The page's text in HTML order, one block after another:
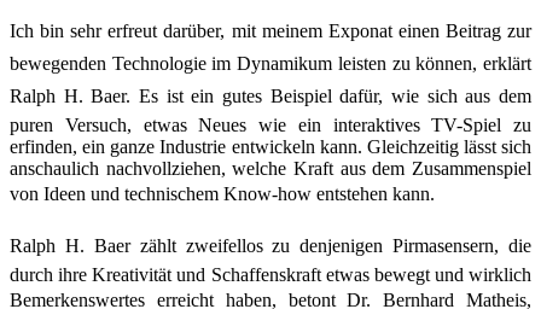
Ich bin sehr erfreut darüber, mit meinem Exponat einen Beitrag zur
bewegenden Technologie im Dynamikum leisten zu können, erklärt
Ralph H. Baer. Es ist ein gutes Beispiel dafür, wie sich aus dem
puren Versuch, etwas Neues wie ein interaktives TV-Spiel zu
erfinden, ein ganze Industrie entwickeln kann. Gleichzeitig lässt sich
anschaulich nachvollziehen, welche Kraft aus dem Zusammenspiel
von Ideen und technischem Know-how entstehen kann.
Ralph H. Baer zählt zweifellos zu denjenigen Pirmasensern, die
durch ihre Kreativität und Schaffenskraft etwas bewegt und wirklich
Bemerkenswertes erreicht haben, betont Dr. Bernhard Matheis,